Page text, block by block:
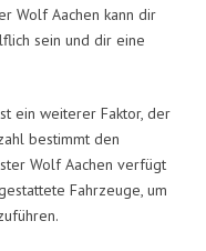
Wolf Aachen kann dir
sein und dir eine
ein weiterer Faktor, der
bestimmt den
Wolf Aachen verfügt
Fahrzeuge, um